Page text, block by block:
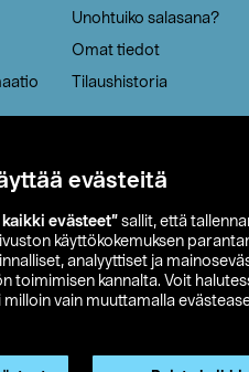
evästeitä
kaikki evästeet” sallit, että
käyttökokemuksen
analyyttiset ja
toimimisen kannalta. Voit
vain muuttamalla
Unohtuiko salasana?
Omat tiedot
Tilaushistoria